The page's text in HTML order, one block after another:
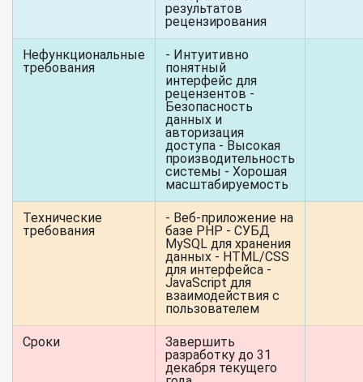
результатов
рецензирования
Нефункциональные
требования
- Интуитивно
понятный
интерфейс для
рецензентов -
Безопасность
данных и
авторизация
доступа - Высокая
производительность
системы - Хорошая
масштабируемость
Технические
требования
- Веб-приложение на
базе PHP - СУБД
MySQL для хранения
данных - HTML/CSS
для интерфейса -
JavaScript для
взаимодействия с
пользователем
Сроки
Завершить
разработку до 31
декабря текущего